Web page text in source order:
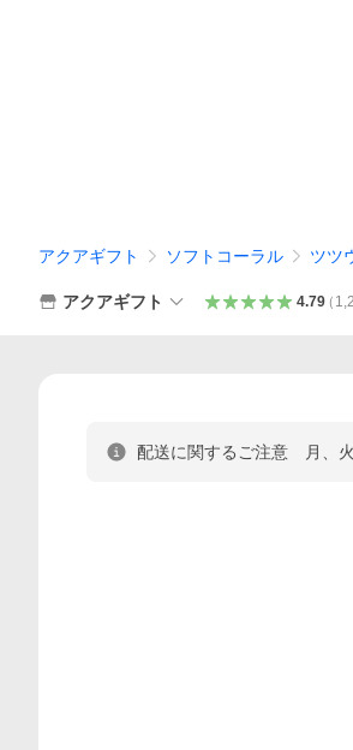
アクアギフト ソフトコーラル ツツ
アクアギフト 4.79（
配送に関するご注意 月、火